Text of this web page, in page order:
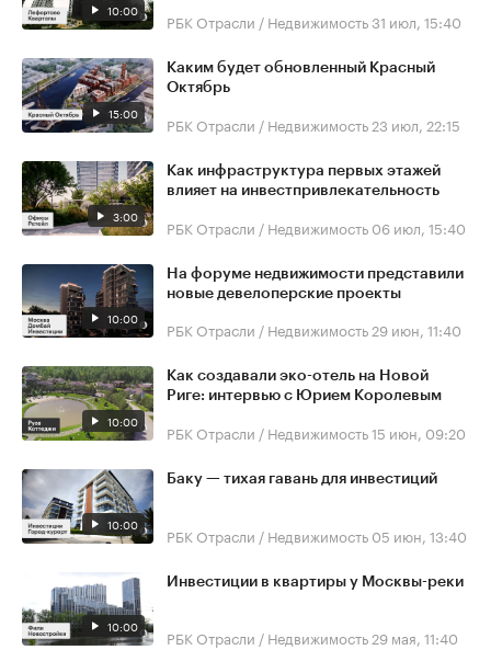
10:00 РБК Отрасли / Недвижимость31 июл, 15:40
15:00
Каким будет обновленный Красный
Октябрь
РБК Отрасли / Недвижимость 23 июл, 22:15
3:00
Как инфраструктура первых этажей
влияет на инвестпривлекательность
РБК Отрасли / Недвижимость 06 июл, 15:40
10:00
На форуме недвижимости представили
новые девелоперские проекты
РБК Отрасли / Недвижимость 29 июн, 11:40
10:00
Как создавали эко-отель на Новой
Риге: интервью с Юрием Королевым
РБК Отрасли / Недвижимость15 июн, 09:20
10:00
Баку — тихая гавань для инвестиций
РБК Отрасли / Недвижимость 05 июн, 13:40
10:00
Инвестиции в квартиры у Москвы-реки
РБК Отрасли / Недвижимость 29 мая, 11:40